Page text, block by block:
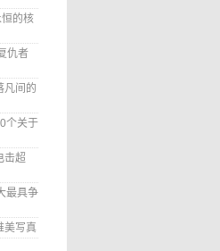
的核
仇者
间的
个关于
击超
最具争
美写真